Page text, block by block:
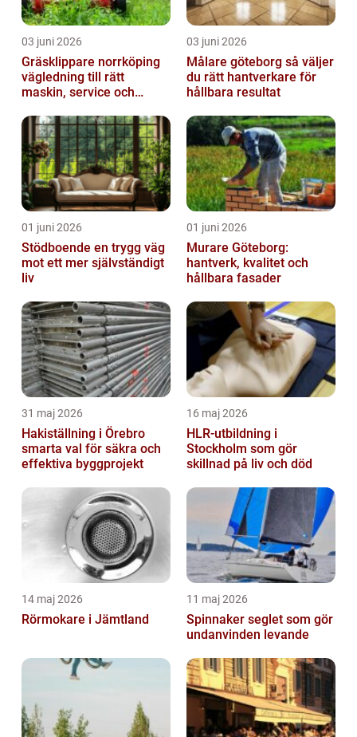
03 juni 2026
Gräsklippare norrköping
vägledning till rätt
maskin, service och
03 juni 2026
Målare göteborg så väljer
du rätt hantverkare för
hållbara resultat
01 juni 2026
Stödboende en trygg väg
mot ett mer självständigt
liv
01 juni 2026
Murare Göteborg:
hantverk, kvalitet och
hållbara fasader
31 maj 2026
Hakiställning i Örebro
smarta val för säkra och
effektiva byggprojekt
16 maj 2026
HLR-utbildning i
Stockholm som gör
skillnad på liv och död
14 maj 2026
Rörmokare i Jämtland
11 maj 2026
Spinnaker seglet som gör
undanvinden levande